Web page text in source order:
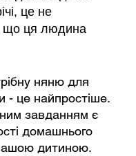
це не
що ця людина
няню для
- це найпростіше.
завданням є
домашнього
дитиною.